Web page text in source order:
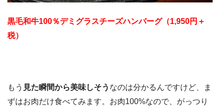
黒毛和牛100％デミグラスチーズハンバーグ（1,950円＋
税）
もう 見た瞬間から美味しそう なのは分かるんですけど、ま
ずはお肉だけ食べてみます。お肉100%なので、がっつり